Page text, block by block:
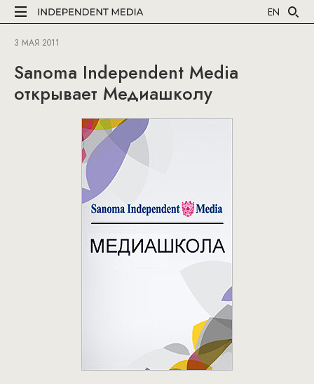
EN
3 МАЯ 2011
Sanoma Independent Media
открывает Медиашколу